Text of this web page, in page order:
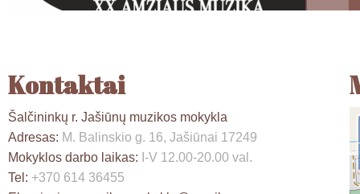
Kontaktai
Šalčininkų r. Jašiūnų muzikos mokykla
Adresas: M. Balinskio g. 16, Jašiūnai 17249
Mokyklos darbo laikas: I-V 12.00-20.00 val.
Tel: +370 614 36455